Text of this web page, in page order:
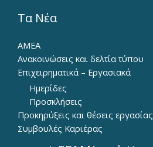
Τα Νέα
ΑΜΕΑ
Ανακοινώσεις και δελτία τύπου
Επιχειρηματικά – Εργασιακά
Ημερίδες
Προσκλήσεις
Προκηρύξεις και θέσεις εργασίας
Συμβουλές Καριέρας